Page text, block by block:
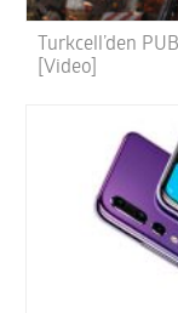
Turkcell’den
[Video]